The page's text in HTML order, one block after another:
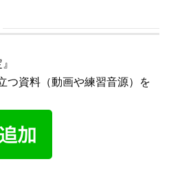
つ資料（動画や練習音源）を